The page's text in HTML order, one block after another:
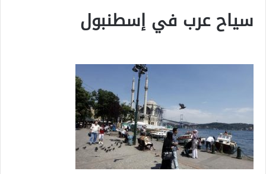
سياح عرب في إسطنبول